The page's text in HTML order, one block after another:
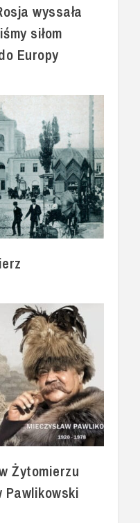
wyssała
siłom
Europy
Żytomierzu
Pawlikowski